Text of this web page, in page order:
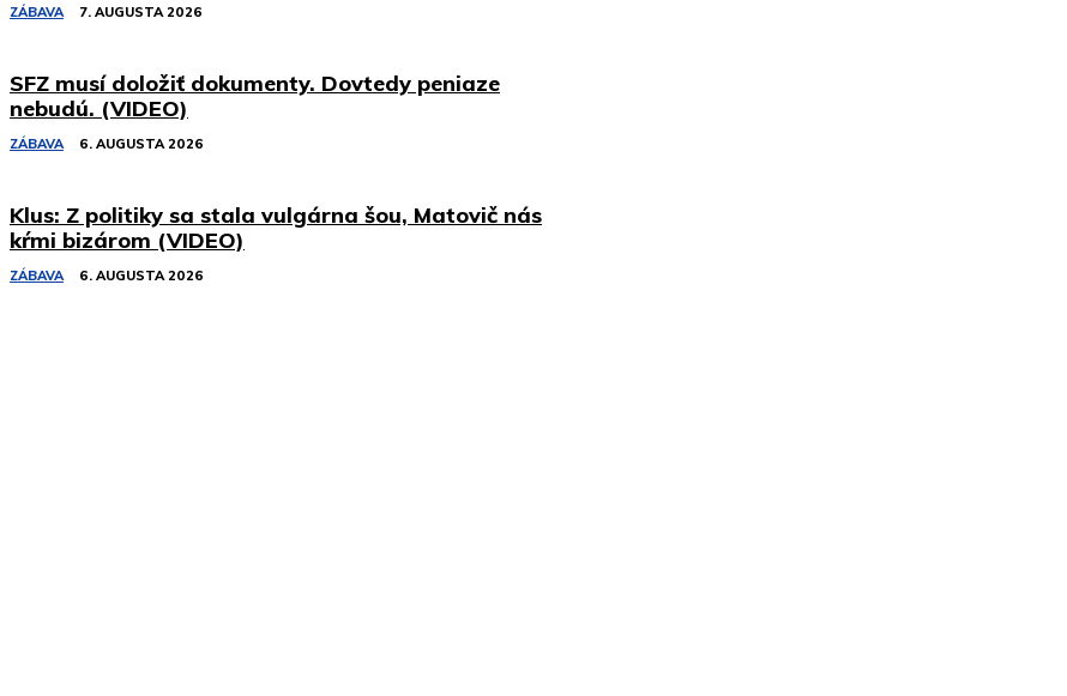
ZÁBAVA 7. AUGUSTA 2026
SFZ musí doložiť dokumenty. Dovtedy peniaze
nebudú. (VIDEO)
ZÁBAVA 6. AUGUSTA 2026
Klus: Z politiky sa stala vulgárna šou, Matovič nás
kŕmi bizárom (VIDEO)
ZÁBAVA 6. AUGUSTA 2026